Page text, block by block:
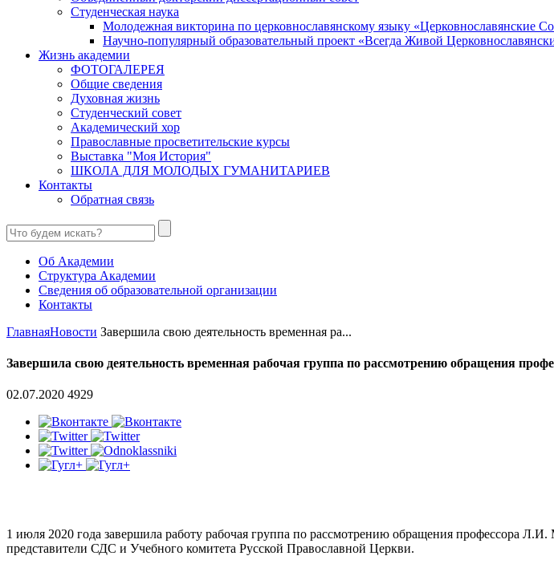
Студенческая наука
Молодежная викторина по церковнославянскому языку «Церковнославянские
Научно-популярный образовательный проект «Всегда Живой
Жизнь академии
ФОТОГАЛЕРЕЯ
Общие сведения
Духовная жизнь
Студенческий совет
Академический хор
Православные просветительские курсы
Выставка "Моя История"
ШКОЛА ДЛЯ МОЛОДЫХ ГУМАНИТАРИЕВ
Контакты
Обратная связь
Об Академии
Структура Академии
Сведения об образовательной организации
Контакты
ГлавнаяНовости Завершила свою деятельность временная ра...
Завершила свою деятельность временная рабочая группа по рассмотрению обращения
02.07.2020 4929
1 июля 2020 года завершила работу рабочая группа по рассмотрению обращения профессора
представители СДС и Учебного комитета Русской Православной Церкви.